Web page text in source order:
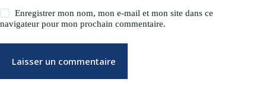
Enregistrer mon nom, mon e-mail et mon site dans ce
navigateur pour mon prochain commentaire.
Laisser un commentaire